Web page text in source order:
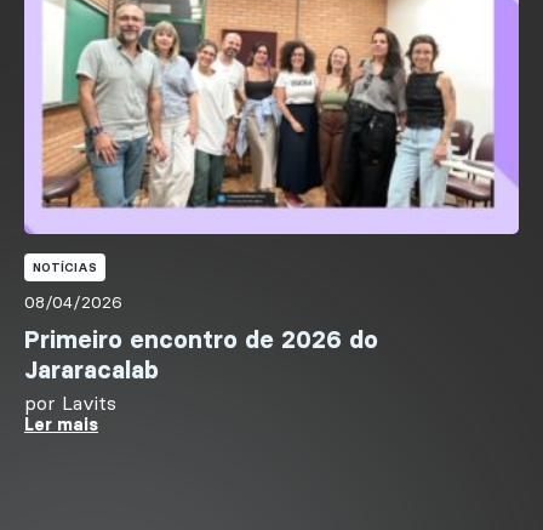
NOTÍCIAS
08/04/2026
Primeiro encontro de 2026 do
Jararacalab
por Lavits
Ler mais